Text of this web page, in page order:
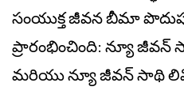
సంయుక్త జీవన బీమా
ప్రారంభించింది: న్యూ
మరియు న్యూ జీవన్ సాథి